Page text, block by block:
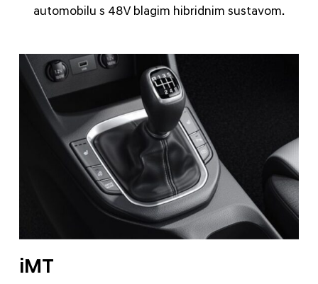
automobilu s 48V blagim hibridnim sustavom.
iMT